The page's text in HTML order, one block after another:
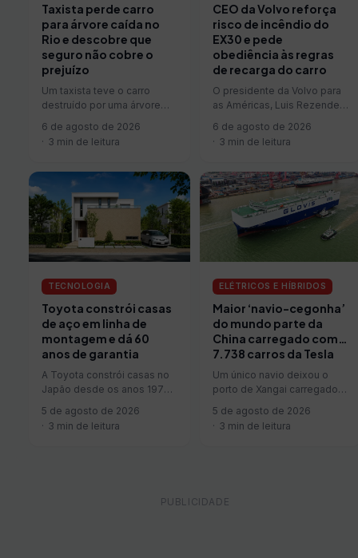
Taxista perde carro
para árvore caída no
Rio e descobre que
seguro não cobre o
prejuízo
Um taxista teve o carro
destruído por uma árvore
enquanto ele trafegava
pelo…
6 de agosto de 2026
3 min de leitura
CEO da Volvo reforça
risco de incêndio do
EX30 e pede
obediência às regras
de recarga do carro
O presidente da Volvo para
as Américas, Luis Rezende,
do EX30 convocados…
6 de agosto de 2026
3 min de leitura
TECNOLOGIA
Toyota constrói casas
de aço em linha de
montagem e dá 60
anos de garantia
A Toyota constrói casas no
Japão desde os anos 1970,
em…
5 de agosto de 2026
3 min de leitura
ELÉTRICOS E HÍBRIDOS
Maior ‘navio-cegonha’
do mundo parte da
China carregado com…
7.738 carros da Tesla
Um único navio deixou o
porto de Xangai carregado
elétricos — todos Tesla
Model 3…
5 de agosto de 2026
3 min de leitura